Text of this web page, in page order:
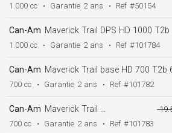
1.000 cc • Garantie 2 ans • Ref #50154
Can-Am Maverick Trail DPS HD 1000 T2b ABS MY26 + 60Km/h
1.000 cc • Garantie 2 ans • Ref #101784
Can-Am Maverick Trail base HD 700 T2b 60Km/
700 cc • Garantie 2 ans • Ref #101782
Can-Am Maverick Trail DPS 50 HD 700 T2b ABS + 60Km/h MY25
700 cc • Garantie 2 ans • Ref #101783